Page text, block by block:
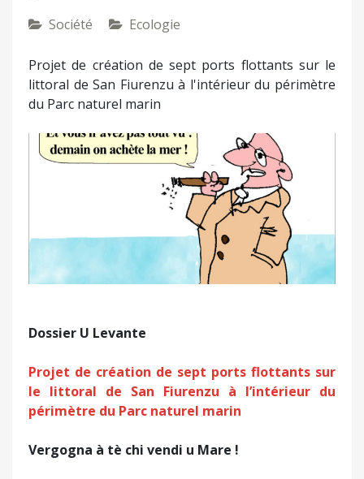
Société
Ecologie
Projet de création de sept ports flottants sur le
littoral de San Fiurenzu à l'intérieur du périmètre
du Parc naturel marin
Dossier U Levante
Projet de création de sept ports flottants sur
le littoral de San Fiurenzu à l’intérieur du
périmètre du Parc naturel marin
Vergogna à tè chi vendi u Mare !